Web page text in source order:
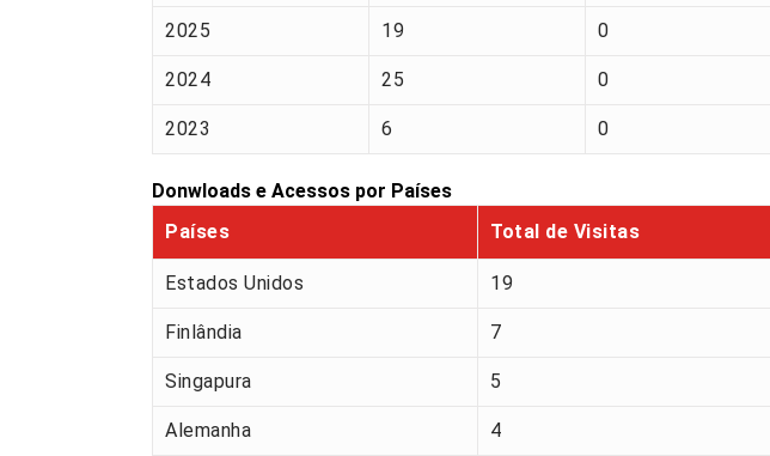
2025 19 0
2024 25 0
2023 6 0
Donwloads e Acessos por Países
Países
Total de Visitas
Estados Unidos 19
Finlândia 7
Singapura 5
Alemanha 4